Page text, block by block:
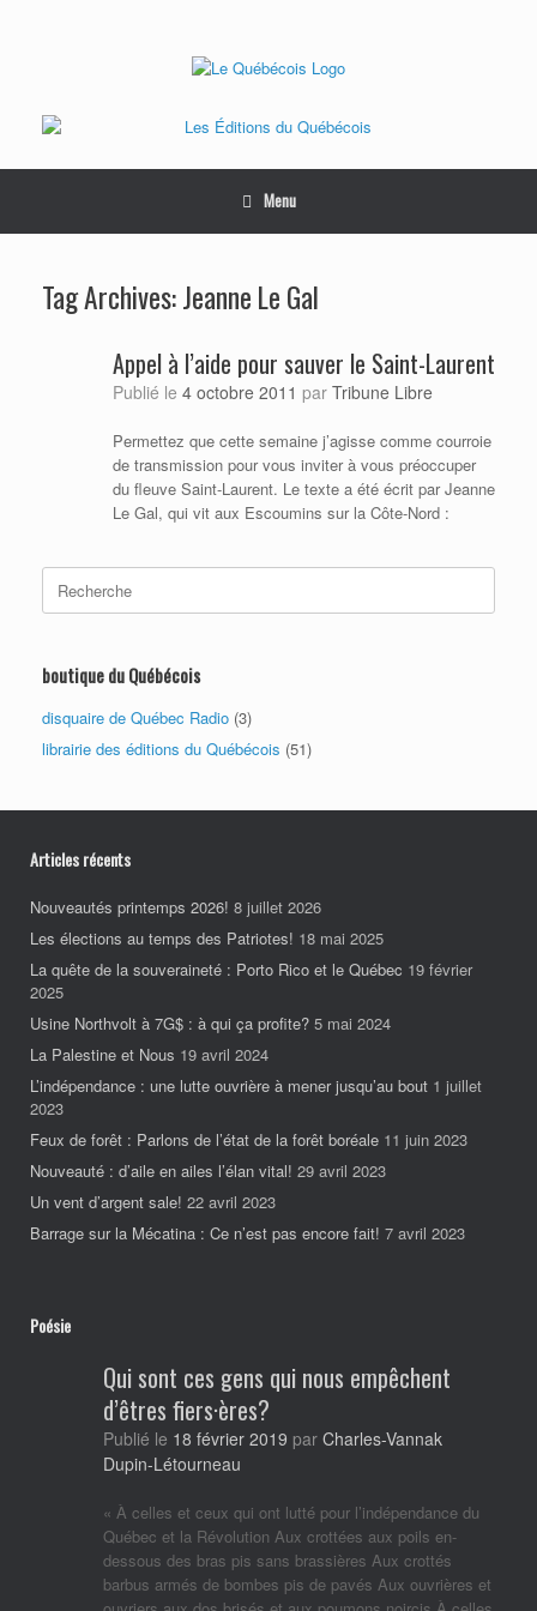
Menu
Tag Archives:Jeanne Le Gal
Appel à l’aide pour sauver le Saint-Laurent
Publié le 4 octobre 2011 par Tribune Libre
Permettez que cette semaine j’agisse comme courroie
de transmission pour vous inviter à vous préoccuper
du fleuve Saint-Laurent. Le texte a été écrit par Jeanne
Le Gal, qui vit aux Escoumins sur la Côte-Nord :
Search
for:
boutique du Québécois
disquaire de Québec Radio (3)
librairie des éditions du Québécois (51)
Articles récents
Nouveautés printemps 2026! 8 juillet 2026
Les élections au temps des Patriotes! 18 mai 2025
La quête de la souveraineté : Porto Rico et le Québec 19 février
2025
Usine Northvolt à 7G$ : à qui ça profite? 5 mai 2024
La Palestine et Nous 19 avril 2024
L’indépendance : une lutte ouvrière à mener jusqu’au bout 1 juillet
2023
Feux de forêt : Parlons de l’état de la forêt boréale 11 juin 2023
Nouveauté : d’aile en ailes l’élan vital! 29 avril 2023
Un vent d’argent sale! 22 avril 2023
Barrage sur la Mécatina : Ce n’est pas encore fait! 7 avril 2023
Poésie
Qui sont ces gens qui nous empêchent
d’êtres fiers·ères?
Publié le 18 février 2019 par Charles-Vannak
Dupin-Létourneau
« À celles et ceux qui ont lutté pour l’indépendance du
Québec et la Révolution Aux crottées aux poils en-
dessous des bras pis sans brassières Aux crottés
barbus armés de bombes pis de pavés Aux ouvrières et